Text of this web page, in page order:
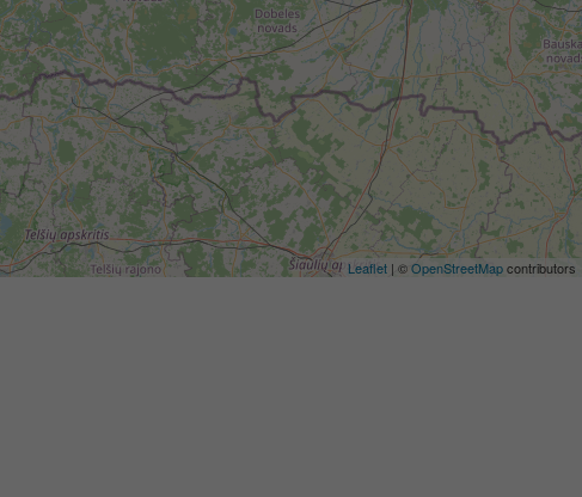
Leaflet | ©OpenStreetMapcontributors